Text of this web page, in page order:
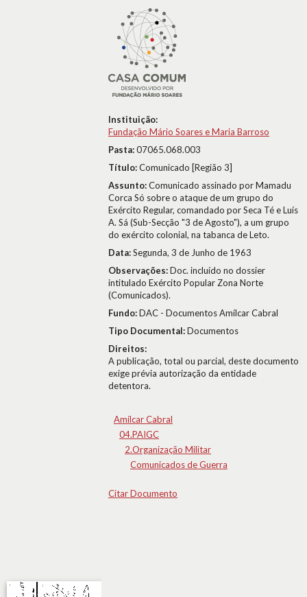
Instituição:
Fundação Mário Soares e Maria Barroso
Pasta:07065.068.003
Título:Comunicado [Região 3]
Assunto:Comunicado assinado por Mamadu
Corca Só sobre o ataque de um grupo do
Exército Regular, comandado por Seca Té e Luís
A. Sá (Sub-Secção "3 de Agosto"), a um grupo
do exército colonial, na tabanca de Leto.
Data:Segunda, 3 de Junho de 1963
Observações:Doc. incluído no dossier
intitulado Exército Popular Zona Norte
(Comunicados).
Fundo:DAC - Documentos Amílcar Cabral
Tipo Documental:Documentos
Direitos:
A publicação, total ou parcial, deste documento
exige prévia autorização da entidade
detentora.
Amílcar Cabral
04.PAIGC
2.Organização Militar
Comunicados de Guerra
Citar Documento